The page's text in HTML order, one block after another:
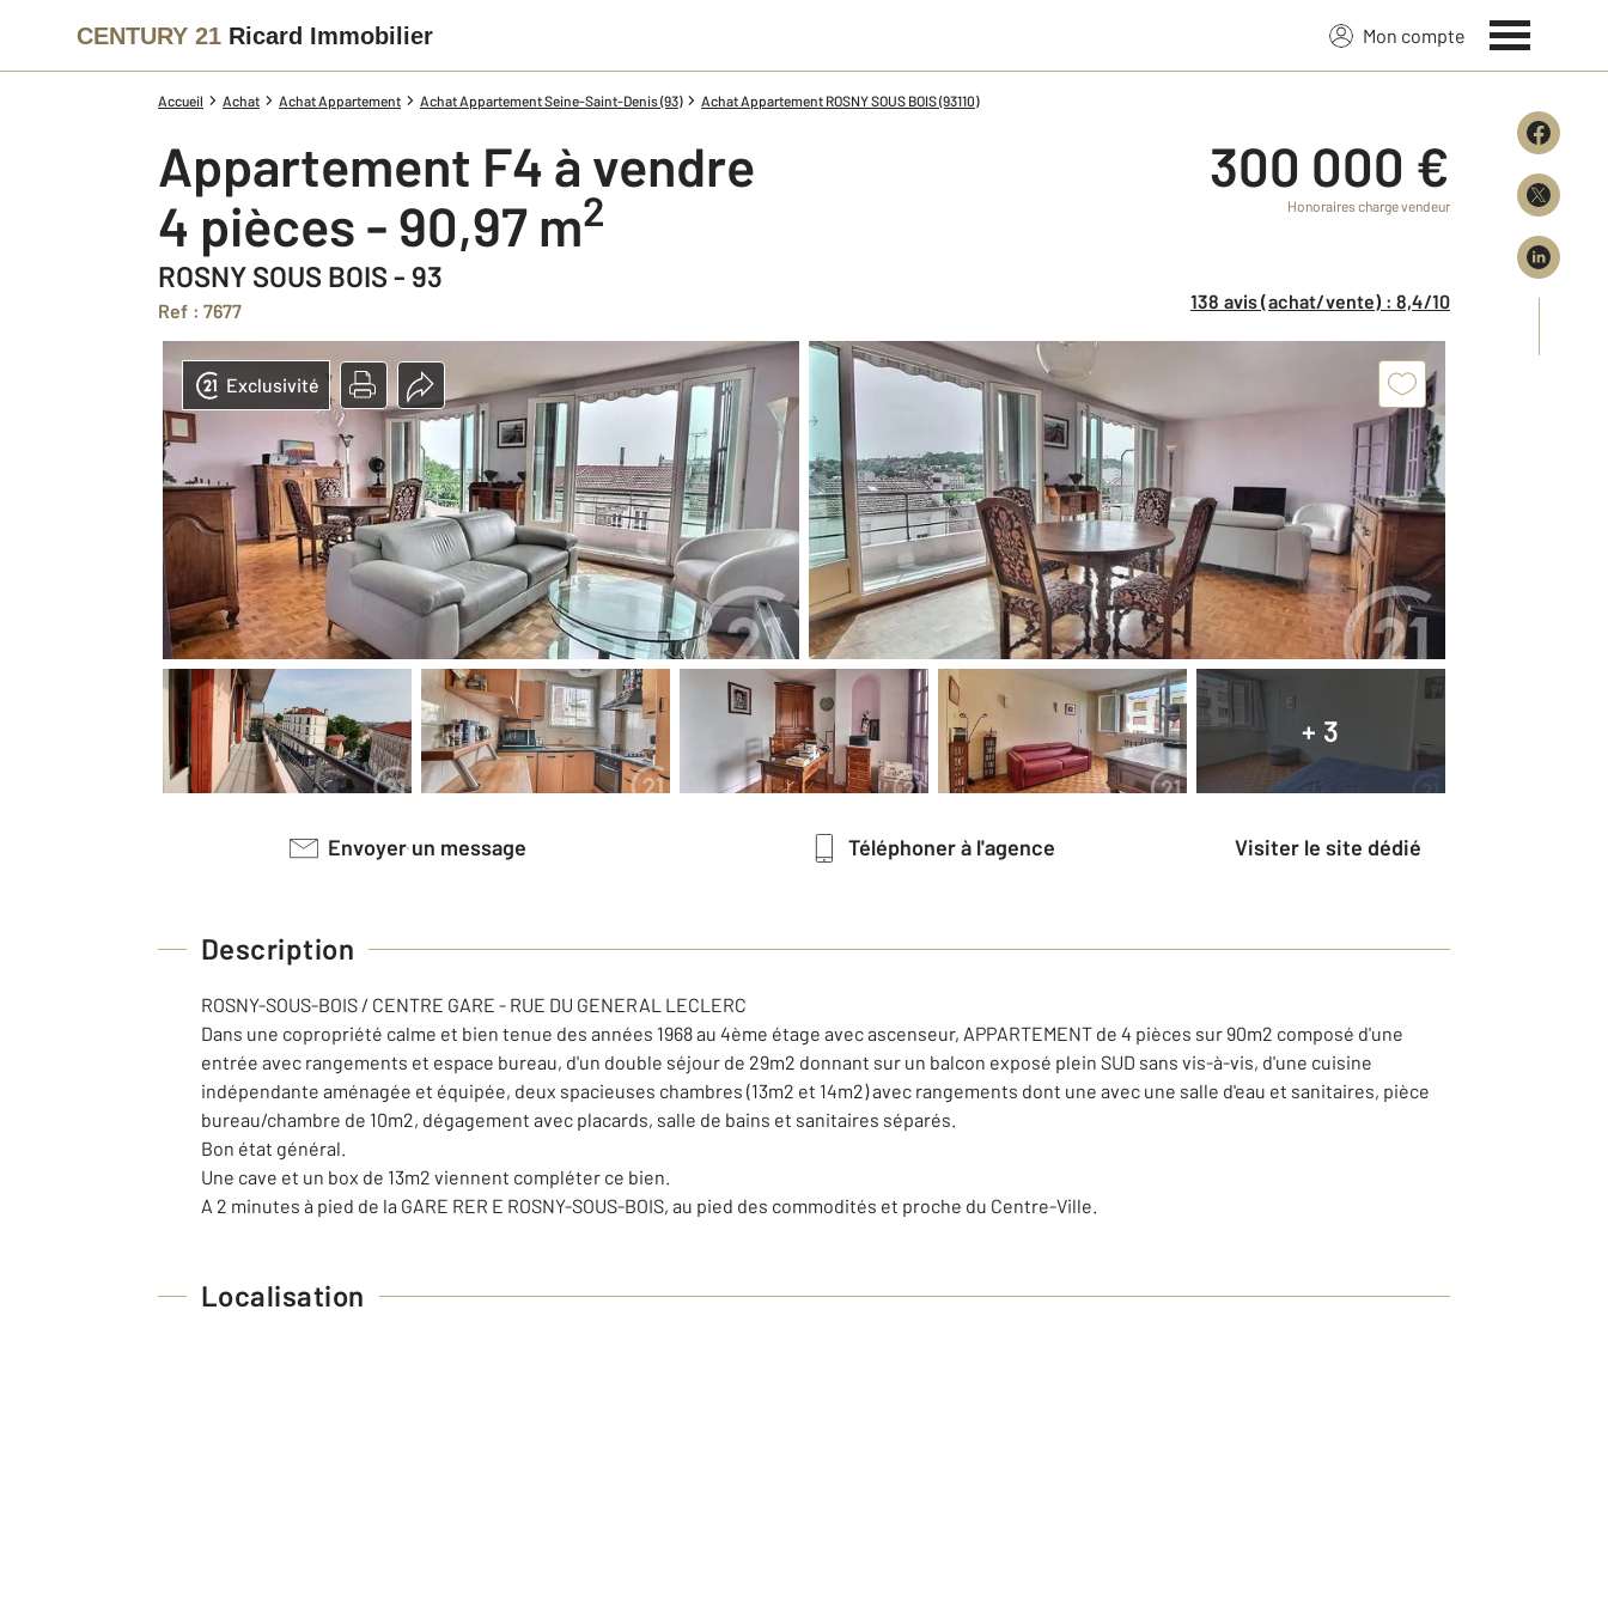
CENTURY 21 Ricard Immobilier Mon compte
Accueil Achat Achat Appartement Achat Appartement Seine-Saint-Denis (93) Achat Appartement ROSNY SOUS BOIS (93110)
Appartement F4 à vendre
4 pièces - 90,97 m2
ROSNY SOUS BOIS - 93
Ref : 7677
300 000 €
Honoraires charge vendeur
138 avis (achat/vente) : 8,4/10
+ 3
Exclusivité
Envoyer un message Téléphoner à l'agence Visiter le site dédié
Description
ROSNY-SOUS-BOIS / CENTRE GARE - RUE DU GENERAL LECLERC
Dans une copropriété calme et bien tenue des années 1968 au 4ème étage avec ascenseur, APPARTEMENT de 4 pièces sur 90m2 composé d'une
entrée avec rangements et espace bureau, d'un double séjour de 29m2 donnant sur un balcon exposé plein SUD sans vis-à-vis, d'une cuisine
indépendante aménagée et équipée, deux spacieuses chambres (13m2 et 14m2) avec rangements dont une avec une salle d'eau et sanitaires, pièce
bureau/chambre de 10m2, dégagement avec placards, salle de bains et sanitaires séparés.
Bon état général.
Une cave et un box de 13m2 viennent compléter ce bien.
A 2 minutes à pied de la GARE RER E ROSNY-SOUS-BOIS, au pied des commodités et proche du Centre-Ville.
Localisation